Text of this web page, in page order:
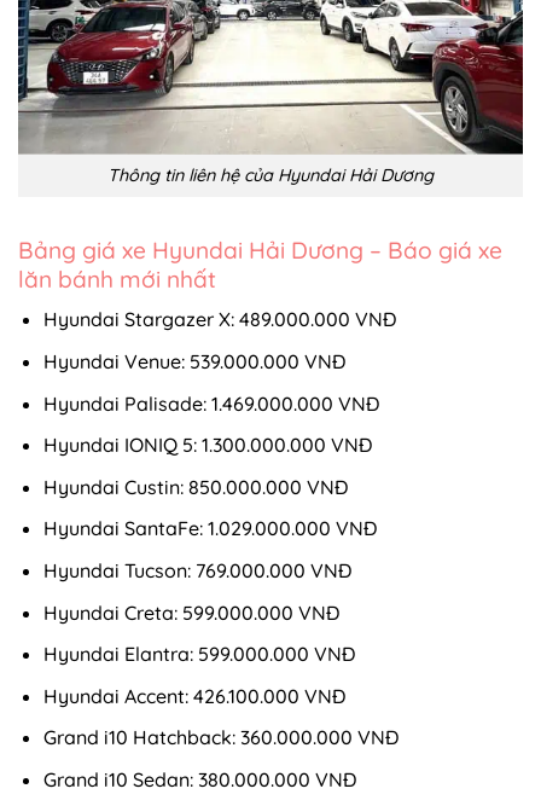
Thông tin liên hệ của Hyundai Hải Dương
Bảng giá xe Hyundai Hải Dương – Báo giá xe
lăn bánh mới nhất
Hyundai Stargazer X: 489.000.000 VNĐ
Hyundai Venue: 539.000.000 VNĐ
Hyundai Palisade: 1.469.000.000 VNĐ
Hyundai IONIQ 5: 1.300.000.000 VNĐ
Hyundai Custin: 850.000.000 VNĐ
Hyundai SantaFe: 1.029.000.000 VNĐ
Hyundai Tucson: 769.000.000 VNĐ
Hyundai Creta: 599.000.000 VNĐ
Hyundai Elantra: 599.000.000 VNĐ
Hyundai Accent: 426.100.000 VNĐ
Grand i10 Hatchback: 360.000.000 VNĐ
Grand i10 Sedan: 380.000.000 VNĐ